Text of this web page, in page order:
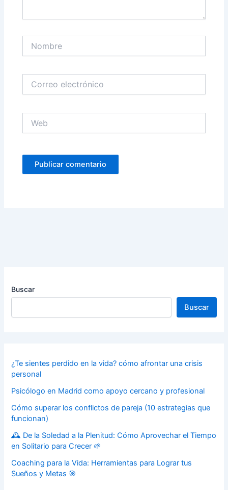
electrónico
Buscar
Buscar
¿Te sientes perdido en la vida? cómo afrontar una crisis
personal
Psicólogo en Madrid como apoyo cercano y profesional
Cómo superar los conflictos de pareja (10 estrategias que
funcionan)
🕰️ De la Soledad a la Plenitud: Cómo Aprovechar el Tiempo
en Solitario para Crecer 🌱
Coaching para la Vida: Herramientas para Lograr tus
Sueños y Metas 🎯